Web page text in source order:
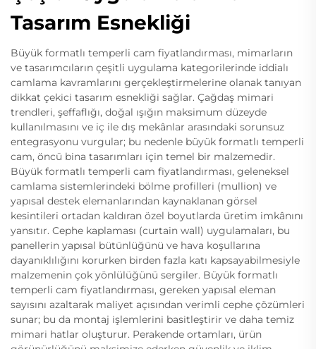
Tasarım Esnekliği
Büyük formatlı temperli cam fiyatlandırması, mimarların
ve tasarımcıların çeşitli uygulama kategorilerinde iddialı
camlama kavramlarını gerçekleştirmelerine olanak tanıyan
dikkat çekici tasarım esnekliği sağlar. Çağdaş mimari
trendleri, şeffaflığı, doğal ışığın maksimum düzeyde
kullanılmasını ve iç ile dış mekânlar arasındaki sorunsuz
entegrasyonu vurgular; bu nedenle büyük formatlı temperli
cam, öncü bina tasarımları için temel bir malzemedir.
Büyük formatlı temperli cam fiyatlandırması, geleneksel
camlama sistemlerindeki bölme profilleri (mullion) ve
yapısal destek elemanlarından kaynaklanan görsel
kesintileri ortadan kaldıran özel boyutlarda üretim imkânını
yansıtır. Cephe kaplaması (curtain wall) uygulamaları, bu
panellerin yapısal bütünlüğünü ve hava koşullarına
dayanıklılığını korurken birden fazla katı kapsayabilmesiyle
malzemenin çok yönlülüğünü sergiler. Büyük formatlı
temperli cam fiyatlandırması, gereken yapısal eleman
sayısını azaltarak maliyet açısından verimli cephe çözümleri
sunar; bu da montaj işlemlerini basitleştirir ve daha temiz
mimari hatlar oluşturur. Perakende ortamları, ürün